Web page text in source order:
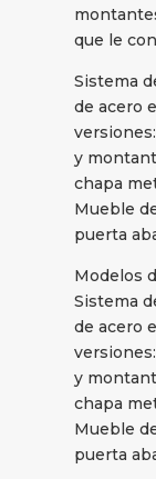
que le
Sistema
de acero
y
chapa
Mueble
puerta
Modelos
Sistema
de acero
y
chapa
Mueble
puerta